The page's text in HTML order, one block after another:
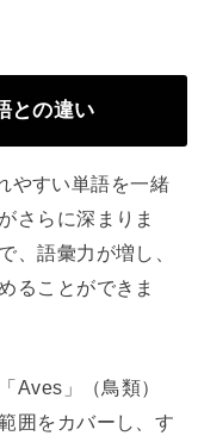
との違い
やすい単語を一緒
さらに深まりま
、語彙力が増し、
ることができま
Aves」（鳥類）
囲をカバーし、す